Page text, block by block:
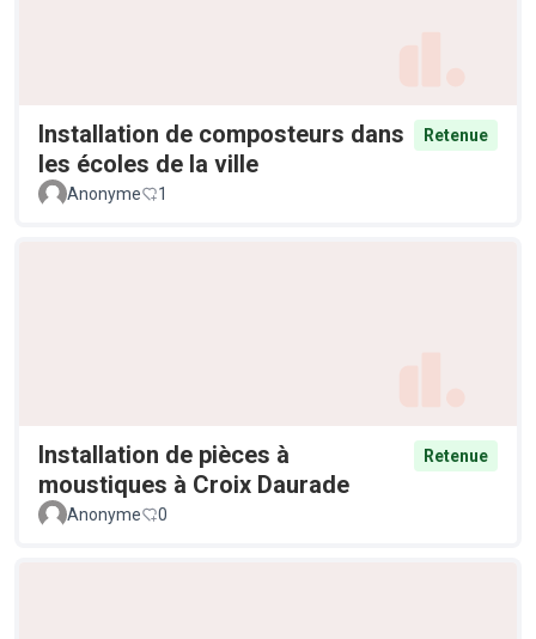
Installation de composteurs dans
les écoles de la ville
Retenue
Anonyme 1
Installation de pièces à
moustiques à Croix Daurade
Retenue
Anonyme 0